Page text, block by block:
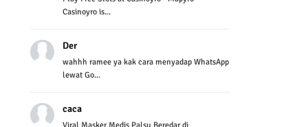
Casinoyro is...
Der
wahhh ramee ya kak cara menyadap WhatsApp
lewat Go...
caca